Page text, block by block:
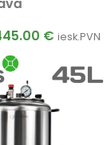
€ iesk.PVN